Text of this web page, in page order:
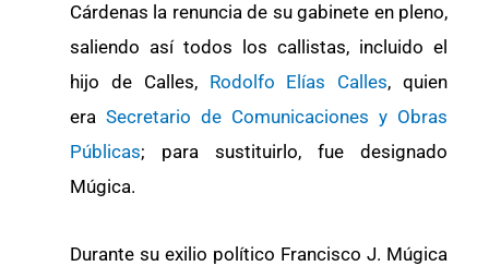
Cárdenas la renuncia de su gabinete en pleno,
saliendo así todos los callistas, incluido el
hijo de Calles, Rodolfo Elías Calles, quien
era Secretario de Comunicaciones y Obras
Públicas; para sustituirlo, fue designado
Múgica.
Durante su exilio político Francisco J. Múgica